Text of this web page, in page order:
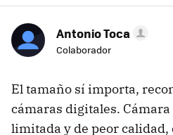
Antonio Toca
Colaborador
El tamaño sí importa,
cámaras digitales.
limitada y de peor calidad,